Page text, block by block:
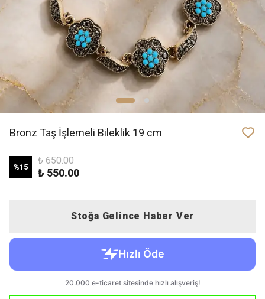
Bronz Taş İşlemeli Bileklik 19 cm
%15
₺ 650.00
₺ 550.00
Stoğa Gelince Haber Ver